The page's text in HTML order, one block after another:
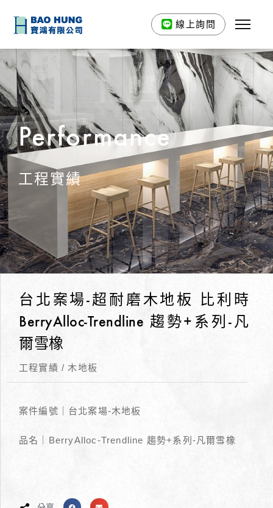
線上詢問
Performance
工程實績
台北案場-超耐磨木地板 比利時
BerryAlloc-Trendline 趨勢+系列-凡
爾雪橡
工程實績 / 木地板
案件編號｜台北案場-木地板
品名｜BerryAlloc-Trendline 趨勢+系列-凡爾雪橡